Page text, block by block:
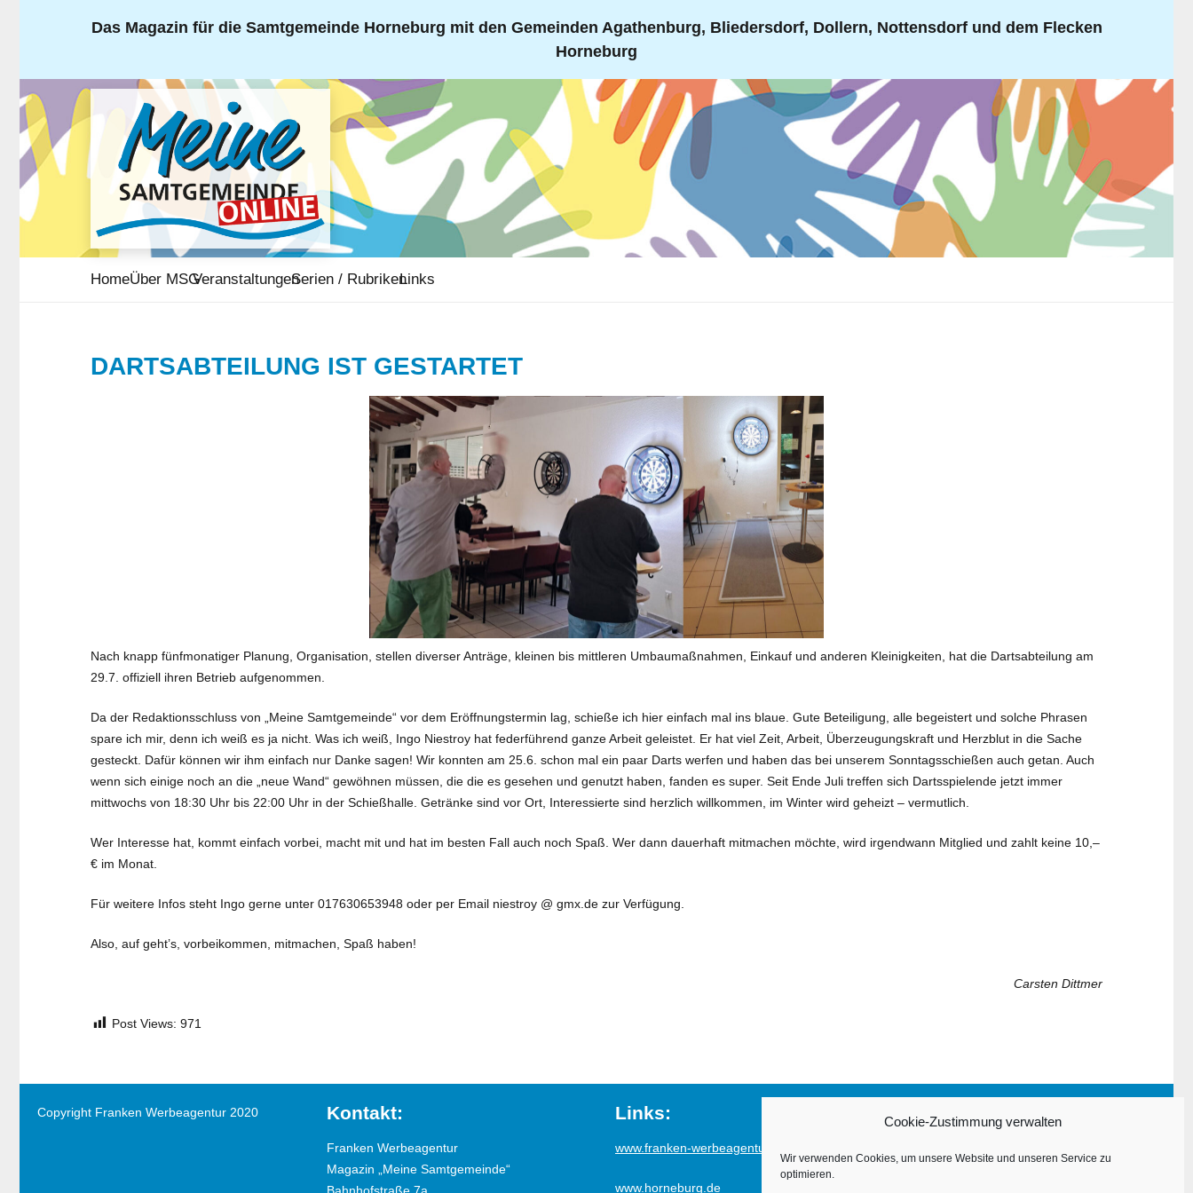
Cookie-Zustimmung verwalten
Wir verwenden Cookies, um unsere Website und unseren Service zu
optimieren.
Das Magazin für die Samtgemeinde Horneburg mit den Gemeinden Agathenburg, Bliedersdorf, Dollern, Nottensdorf und dem Flecken
Horneburg
HomeÜber MSGVeranstaltungenSerien / RubrikenLinks
DARTSABTEILUNG IST GESTARTET
Nach knapp fünfmonatiger Planung, Organisation, stellen diverser Anträge, kleinen bis mittleren Umbaumaßnahmen, Einkauf und anderen Kleinigkeiten, hat die Dartsabteilung am
29.7. offiziell ihren Betrieb aufgenommen.
Da der Redaktionsschluss von „Meine Samtgemeinde“ vor dem Eröffnungstermin lag, schieße ich hier einfach mal ins blaue. Gute Beteiligung, alle begeistert und solche Phrasen
spare ich mir, denn ich weiß es ja nicht. Was ich weiß, Ingo Niestroy hat federführend ganze Arbeit geleistet. Er hat viel Zeit, Arbeit, Überzeugungskraft und Herzblut in die Sache
gesteckt. Dafür können wir ihm einfach nur Danke sagen! Wir konnten am 25.6. schon mal ein paar Darts werfen und haben das bei unserem Sonntagsschießen auch getan. Auch
wenn sich einige noch an die „neue Wand“ gewöhnen müssen, die die es gesehen und genutzt haben, fanden es super. Seit Ende Juli treffen sich Dartsspielende jetzt immer
mittwochs von 18:30 Uhr bis 22:00 Uhr in der Schießhalle. Getränke sind vor Ort, Interessierte sind herzlich willkommen, im Winter wird geheizt – vermutlich.
Wer Interesse hat, kommt einfach vorbei, macht mit und hat im besten Fall auch noch Spaß. Wer dann dauerhaft mitmachen möchte, wird irgendwann Mitglied und zahlt keine 10,–
€ im Monat.
Für weitere Infos steht Ingo gerne unter 017630653948 oder per Email niestroy @ gmx.de zur Verfügung.
Also, auf geht’s, vorbeikommen, mitmachen, Spaß haben!
Carsten Dittmer
Post Views: 971
Copyright Franken Werbeagentur 2020 Kontakt:
Franken Werbeagentur
Magazin „Meine Samtgemeinde“
Links:
www.franken-werbeagentur.de
www.horneburg.de
Datenschutzerklärung